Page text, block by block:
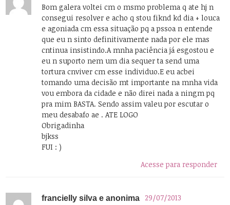
Bom galera voltei cm o msmo problema q ate hj n
consegui resolver e acho q stou fiknd kd dia + louca
e agoniada cm essa situação pq a pssoa n entende
que eu n sinto definitivamente nada por ele mas
cntinua insistindo.A mnha paciência já esgostou e
eu n suporto nem um dia sequer ta send uma
tortura cnviver cm esse individuo.E eu acbei
tomando uma decisão mt importante na mnha vida
vou embora da cidade e não direi nada a ningm pq
pra mim BASTA. Sendo assim valeu por escutar o
meu desabafo ae . ATE LOGO
Obrigadinha
bjkss
FUI : )
Acesse para responder
francielly silva e anonima
29/07/2013